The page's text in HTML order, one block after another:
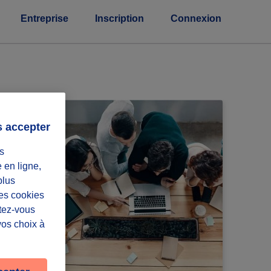
Entreprise Inscription Connexion
en ligne,
cookies
vous
choix à
accepter